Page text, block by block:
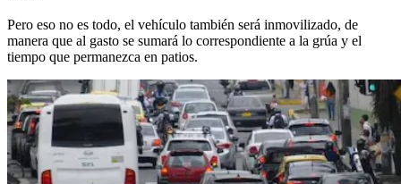
Pero eso no es todo, el vehículo también será inmovilizado, de
manera que al gasto se sumará lo correspondiente a la grúa y el
tiempo que permanezca en patios.